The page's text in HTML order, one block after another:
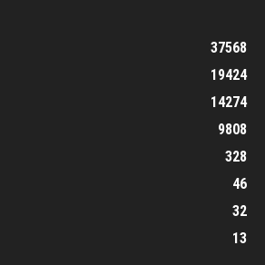
37568
19424
14274
9808
328
46
32
13